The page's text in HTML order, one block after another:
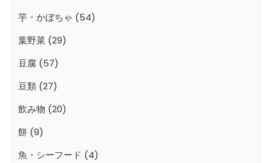
芋・かぼちゃ (54)
葉野菜 (29)
豆腐 (57)
豆類 (27)
飲み物 (20)
餅 (9)
魚・シーフード (4)